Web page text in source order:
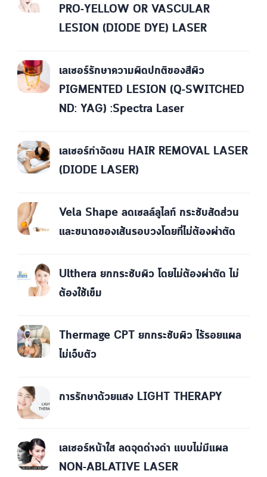
PRO-YELLOW OR VASCULAR
LESION (DIODE DYE) LASER
เลเซอร์รักษาความผิดปกติของสีผิว
PIGMENTED LESION (Q-SWITCHED
ND: YAG) :Spectra Laser
เลเซอร์กำจัดขน HAIR REMOVAL LASER
(DIODE LASER)
Vela Shape ลดเซลล์ลูไลท์ กระชับสัดส่วน
และขนาดของเส้นรอบวงโดยที่ไม่ต้องผ่าตัด
Ulthera ยกกระชับผิว โดยไม่ต้องผ่าตัด ไม่
ต้องใช้เข็ม
Thermage CPT ยกกระชับผิว ไร้รอยแผล
ไม่เจ็บตัว
การรักษาด้วยแสง LIGHT THERAPY
เลเซอร์หน้าใส ลดจุดด่างดำ แบบไม่มีแผล
NON-ABLATIVE LASER